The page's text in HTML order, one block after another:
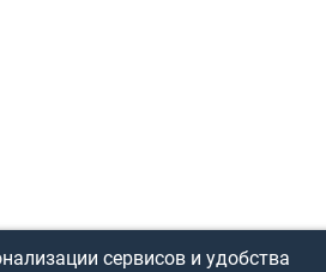
сервисов и удобства